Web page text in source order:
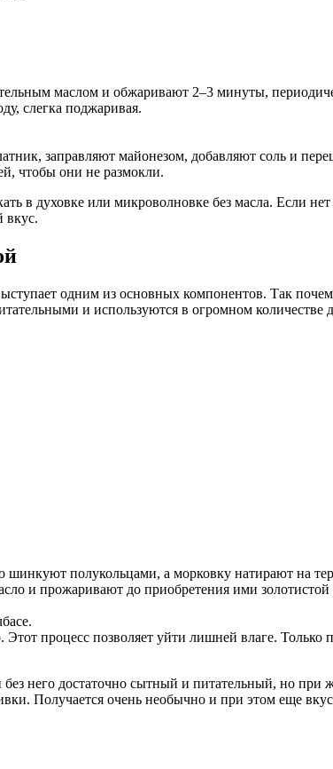
маслом и обжаривают 2–3 минуты,
слегка поджаривая.
заправляют майонезом, добавляют соль и
чтобы они не размокли.
в духовке или микроволновке без масла. Если
вкус.
одним из основных компонентов. Так
и используются в огромном количестве
шинкуют полукольцами, а морковку натирают на
и прожаривают до приобретения ими золотистой
процесс позволяет уйти лишней влаге. Только
без него достаточно сытный и питательный, но
Получается очень необычно и при этом еще